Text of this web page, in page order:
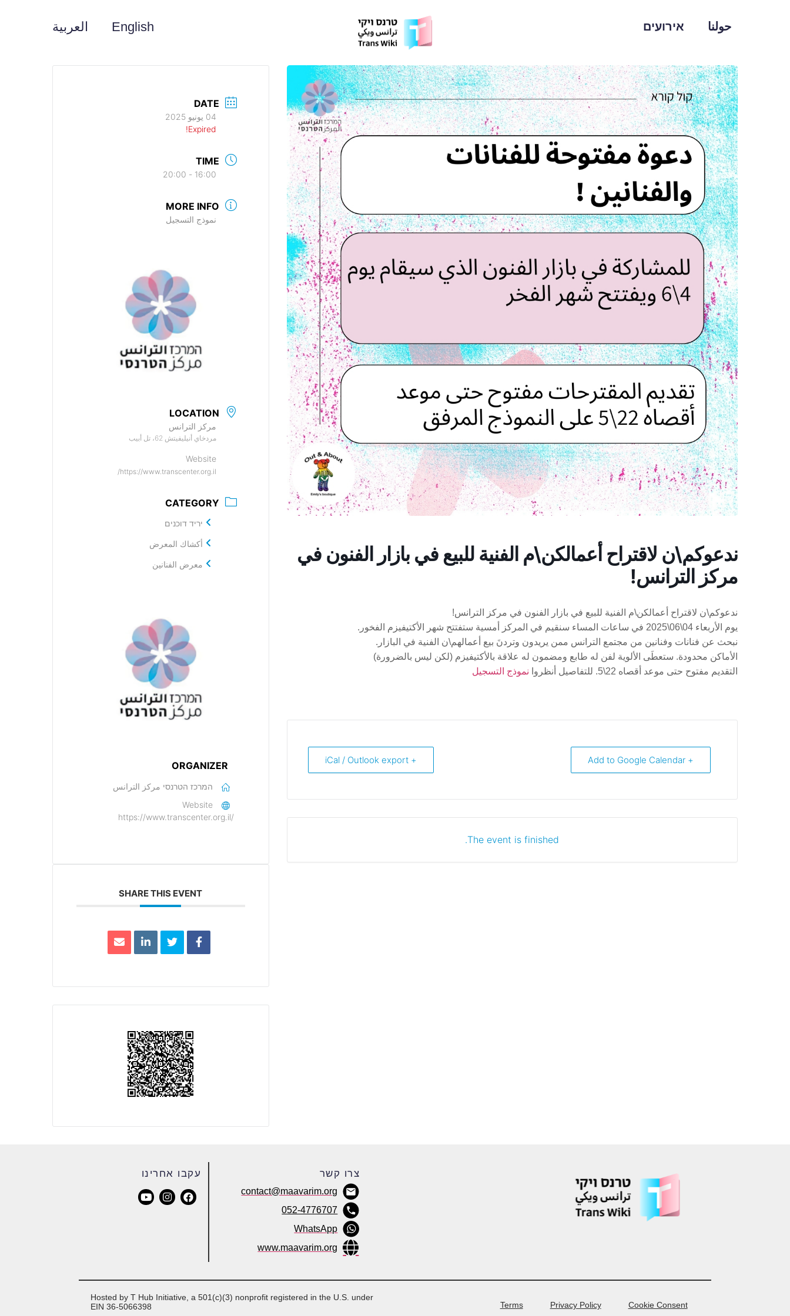
حولنا אירועים English العربية
ندعوكم\ن لاقتراح أعمالكن\م الفنية للبيع في بازار الفنون في
مركز الترانس!
ندعوكم\ن لاقتراح أعمالكن\م الفنية للبيع في بازار الفنون في مركز الترانس!
يوم الأربعاء 04\06\2025 في ساعات المساء سنقيم في المركز أمسية ستفتتح شهر الأكتيفيزم الفخور.
نبحث عن فنانات وفنانين من مجتمع الترانس ممن يريدون وتردنَ بيع أعمالهم\ن الفنية في البازار.
الأماكن محدودة. ستعطَى الألوية لفن له طابع ومضمون له علاقة بالأكتيفيزم (لكن ليس بالضرورة)
التقديم مفتوح حتى موعد أقصاه 22\5. للتفاصيل أنظروا
نموذج التسجيل
+ Add to Google Calendar
+ iCal / Outlook export
The event is finished.
DATE
04 يونيو 2025
Expired!
TIME
16:00 - 20:00
MORE INFO
نموذج التسجيل
LOCATION
مركز الترانس
مردخاي أنيليفيتش 62، تل أبيب
Website
https://www.transcenter.org.il/
CATEGORY
יריד דוכנים
أكشاك المعرض
معرض الفنانين
ORGANIZER
המרכז הטרנסי مركز الترانس
Website
https://www.transcenter.org.il/
SHARE THIS EVENT
עקבו אחרינו צרו קשר
contact@maavarim.org
052-4776707
WhatsApp
www.maavarim.org
Hosted by T Hub Initiative, a 501(c)(3) nonprofit registered in the U.S. under
EIN 36-5066398
Cookie Consent
Privacy Policy
Terms